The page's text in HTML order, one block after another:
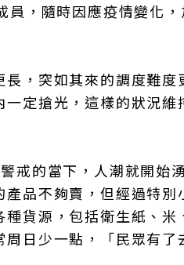
，隨時因應疫情變化
長，突如其來的調度難
定搶光，這樣的狀況
戒的當下，人潮就開始
品不夠賣，但經過特
貨源，包括衛生紙、
日少一點，「民眾有了